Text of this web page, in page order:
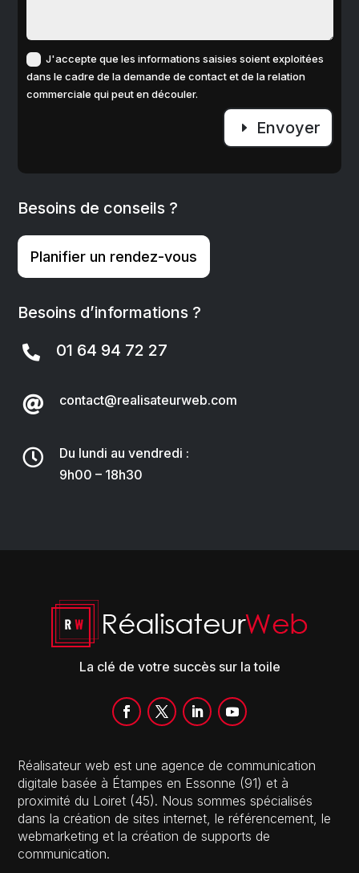
J'accepte que les informations saisies soient exploitées
dans le cadre de la demande de contact et de la relation
commerciale qui peut en découler.
Envoyer
Besoins de conseils ?
Planifier un rendez-vous
Besoins d’informations ?
 01 64 94 72 27
 contact@realisateurweb.com

Du lundi au vendredi :
9h00 – 18h30
La clé de votre succès sur la toile
Réalisateur web est une agence de communication
digitale basée à Étampes en Essonne (91) et à
proximité du Loiret (45). Nous sommes spécialisés
dans la création de sites internet, le référencement, le
webmarketing et la création de supports de
communication.